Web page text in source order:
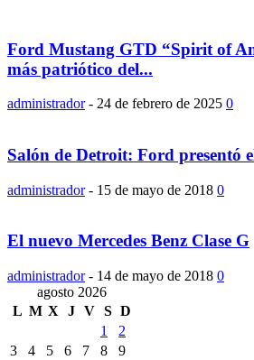
Ford Mustang GTD “Spirit of
más patriótico del...
administrador - 24 de febrero de 2025 0
Salón de Detroit: Ford presentó
administrador - 15 de mayo de 2018 0
El nuevo Mercedes Benz Clase G
administrador - 14 de mayo de 2018 0
agosto 2026
L M X J V S D
1
2
3
4 5 6 7 8
9